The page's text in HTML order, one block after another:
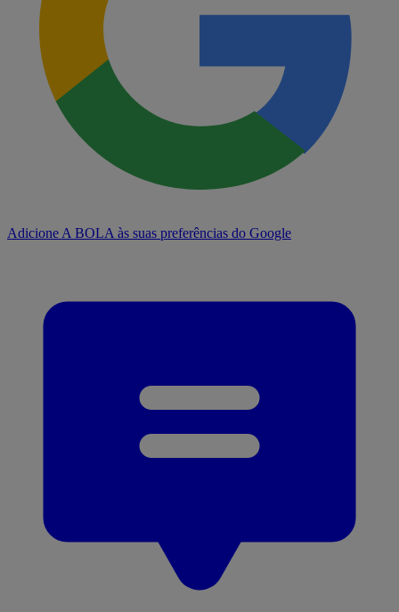
Adicione A BOLA às suas preferências do Google